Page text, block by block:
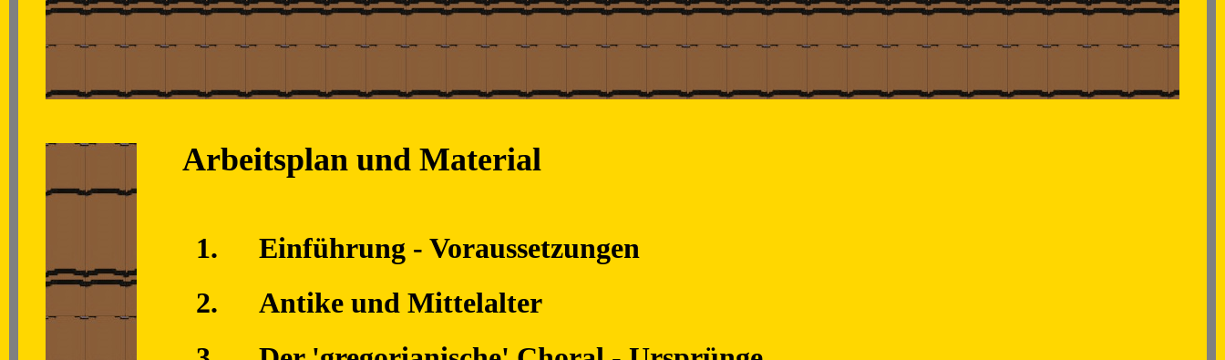
Arbeitsplan und Material
1.
Einführung - Voraussetzungen
2.
Antike und Mittelalter